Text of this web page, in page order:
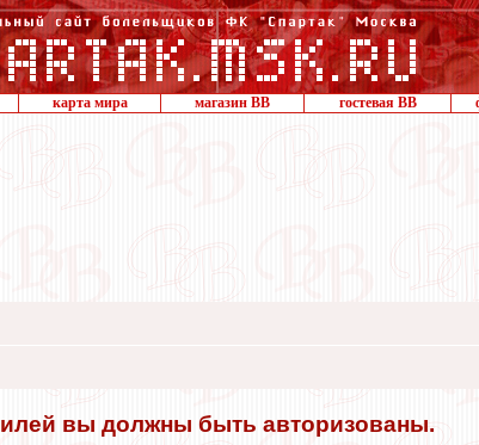
карта мира магазин ВВ гостевая ВВ
вы должны быть авторизованы.